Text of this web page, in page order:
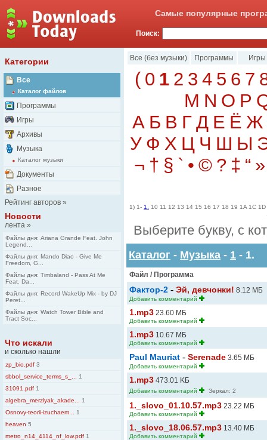
Самые популярные
Поиск:
Категории
Все
Каталог файлов
Программы
Игры
Архивы
Музыка
Каталог музыки
Документы
Разное
Рейтинг авторов »
Новости
лента »
Файлы дня: Ariana Grande Feat. John
Legend...
Файлы дня: Mando Diao - Give Me
Freedom, G...
Файлы дня: Timbaland - Pass At Me
Feat. Da...
Файлы дня: Record WakeUp Mix - by DJ
Peret...
Файлы дня: Watch Tower Bible and
Tract Soc...
Что искали
и сколько нашли
zp_bio.pdf 3
sbbol_service_terms_s_...
1
31091.pdf 1
algebra_merzlyak_akade...
1
Osnovy-teorii-izuchaem...
1
heaven 5
metro_n14_4114_nf_low.pdf 1
Все (без музыки) Программы Игры
( 0 1 2 3 4 5 6 7
M N O P
А Б В Г Д Е Ё Ж
У Ф Х Ц Ч Ш Ы
¬ † § ` • © ? ‡ “ »
1) 1- 1. 10 11 12 13 14 15 16 17 18 19 1A 1C 1D
Выберите букву, с
Каталог - Музыка - 1 - 1.
Файл / Программа
Фактор-2 - Эй, девчонки! 8.12 MБ
Добавить комментарий
1.mp3 23.60 MБ
Добавить комментарий
1.mp3 10.67 MБ
Добавить комментарий
Paul Mauriat - Serenade 3.65 MБ
Добавить комментарий
1.mp3 473.01 KБ
Добавить комментарий Зеркал: 2
1._slovo_01.10.57.mp3 23.22 MБ
Добавить комментарий
1._slovo_18.06.57.mp3 13.40 MБ
Добавить комментарий